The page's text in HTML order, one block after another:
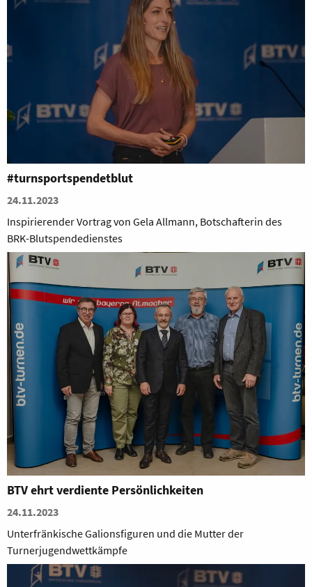
#turnsportspendetblut
24.11.2023
Inspirierender Vortrag von Gela Allmann, Botschafterin des
BRK-Blutspendedienstes
BTV ehrt verdiente Persönlichkeiten
24.11.2023
Unterfränkische Galionsfiguren und die Mutter der
Turnerjugendwettkämpfe